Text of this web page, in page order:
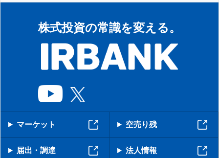
株式投資の常識を変える。
マーケット 空売り残
届出・調達 法人情報